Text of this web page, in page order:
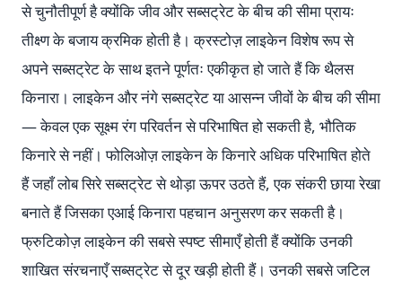
से चुनौतीपूर्ण है क्योंकि जीव और सब्सट्रेट के बीच की सीमा प्रायः
तीक्ष्ण के बजाय क्रमिक होती है। क्रस्टोज़ लाइकेन विशेष रूप से
अपने सब्सट्रेट के साथ इतने पूर्णतः एकीकृत हो जाते हैं कि थैलस
किनारा। लाइकेन और नंगे सब्सट्रेट या आसन्न जीवों के बीच की सीमा
— केवल एक सूक्ष्म रंग परिवर्तन से परिभाषित हो सकती है, भौतिक
किनारे से नहीं। फोलिओज़ लाइकेन के किनारे अधिक परिभाषित होते
हैं जहाँ लोब सिरे सब्सट्रेट से थोड़ा ऊपर उठते हैं, एक संकरी छाया रेखा
बनाते हैं जिसका एआई किनारा पहचान अनुसरण कर सकती है।
फ्रुटिकोज़ लाइकेन की सबसे स्पष्ट सीमाएँ होती हैं क्योंकि उनकी
शाखित संरचनाएँ सब्सट्रेट से दूर खड़ी होती हैं। उनकी सबसे जटिल